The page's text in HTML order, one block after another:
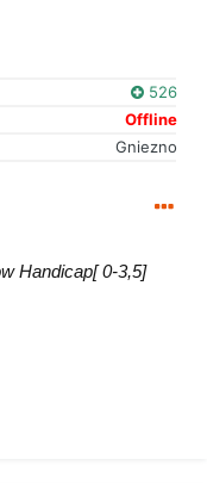
526
Offline
Gniezno
Handicap[ 0-3,5]